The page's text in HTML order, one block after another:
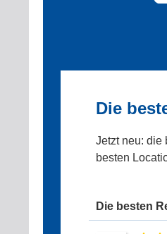
Die
Jetzt neu: die
besten
Die besten